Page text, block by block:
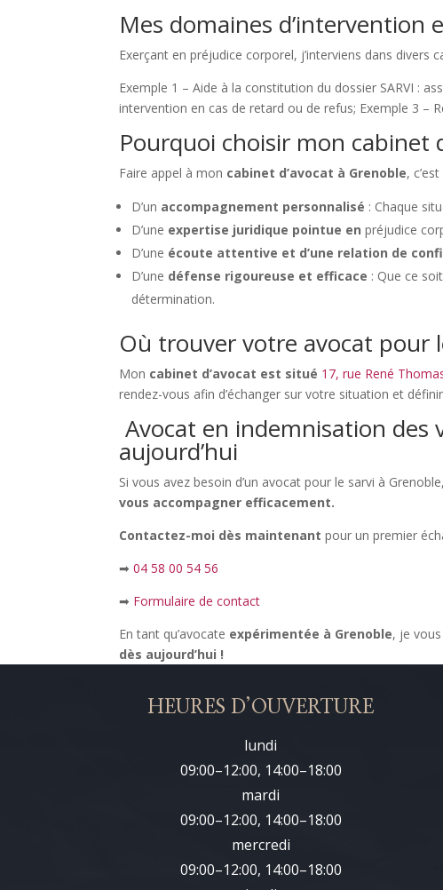
Mes domaines d’intervention
Exerçant en préjudice corporel, j’interviens dans divers
Exemple 1 – Aide à la constitution du dossier SARVI :
intervention en cas de retard ou de refus; Exemple 3 –
Pourquoi choisir mon cabinet
Faire appel à mon cabinet d’avocat à Grenoble,
D’un accompagnement personnalisé : Chaque
D’une expertise juridique pointue enpréjudice
D’une écoute attentive et d’une relation de
D’une défense rigoureuse et efficace : Que ce
détermination.
Où trouver votre avocat pour
Mon cabinet d’avocat est situé 17, rue René
rendez-vous afin d’échanger sur votre situation et
Avocat en indemnisation des
aujourd’hui
Si vous avez besoin d’un avocat pour le sarvi à
vous accompagner efficacement.
Contactez-moi dès maintenant pour un premier
➡04 58 00 54 56
➡ Formulaire de contact
En tant qu’avocate expérimentée à Grenoble, je
dès aujourd’hui !
HEURES D’OUVERTURE
lundi
09:00–12:00, 14:00–18:00
mardi
09:00–12:00, 14:00–18:00
mercredi
09:00–12:00, 14:00–18:00